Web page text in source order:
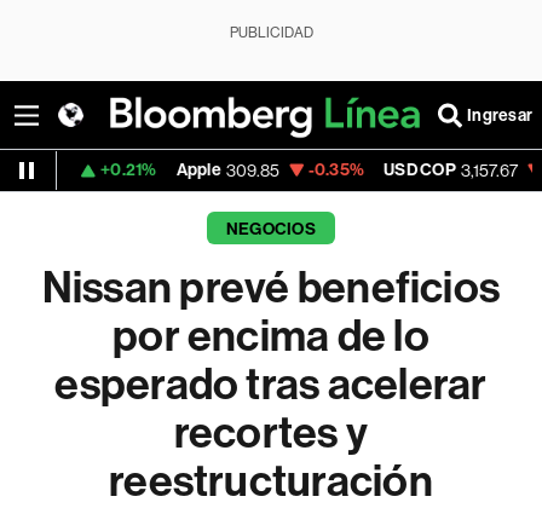
PUBLICIDAD
Ingresar
Apple 309.85 -0.35% USD COP 3,157.67 -0.58%
NEGOCIOS
Nissan prevé beneficios
por encima de lo
esperado tras acelerar
recortes y
reestructuración